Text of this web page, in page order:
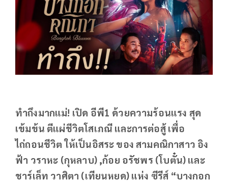
ทำถึงมากแม่! เปิด อีพี1 ด้วยความร้อนแรง สุด
เข้มข้น ตีแผ่ชีวิตโสเภณี และการต่อสู้ เพื่อ
ไถ่ถอนชีวิต ให้เป็นอิสระ ของ สามคณิกาสาว อิง
ฟ้า วราหะ (กุหลาบ) ,ก้อย อรัชพร (โบตั๋น) และ
ชาร์เล็ท วาศิตา (เทียนหยด) แห่ง ซีรีส์ “บางกอก